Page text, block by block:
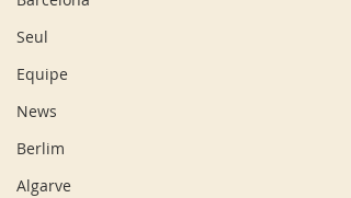
Seul
Equipe
News
Berlim
Algarve